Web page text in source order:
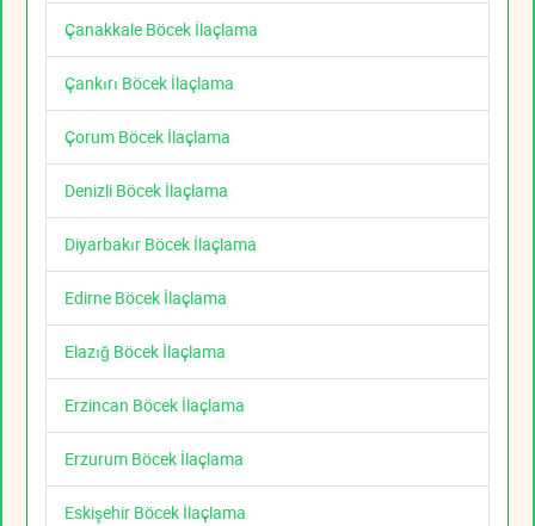
Çanakkale Böcek İlaçlama
Çankırı Böcek İlaçlama
Çorum Böcek İlaçlama
Denizli Böcek İlaçlama
Diyarbakır Böcek İlaçlama
Edirne Böcek İlaçlama
Elazığ Böcek İlaçlama
Erzincan Böcek İlaçlama
Erzurum Böcek İlaçlama
Eskişehir Böcek İlaçlama